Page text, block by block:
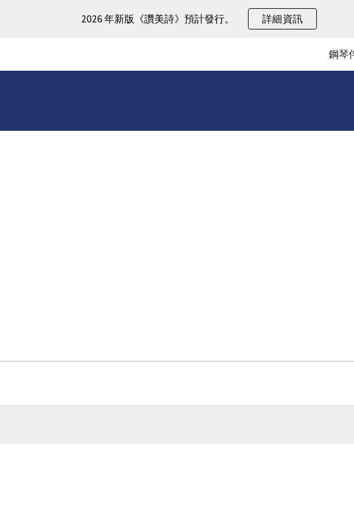
Skip to main content Skip to navigation
2026 年新版《讚美詩》預計發行。 詳細資訊
鋼琴